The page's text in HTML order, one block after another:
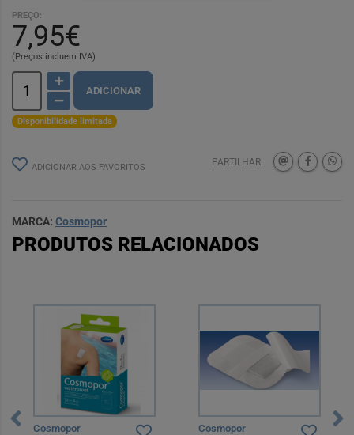
PREÇO:
7,95€
(Preços incluem IVA)
ADICIONAR
Disponibilidade limitada
ADICIONAR AOS FAVORITOS PARTILHAR:
MARCA: Cosmopor
PRODUTOS RELACIONADOS
Cosmopor Cosmopor